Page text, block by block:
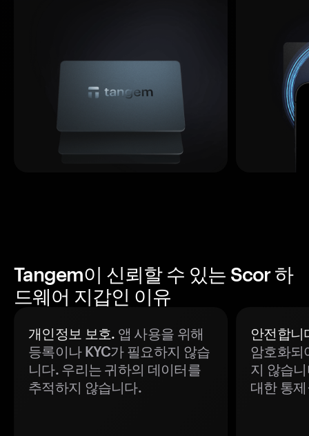
Tangem이 신뢰할 수 있는 Scor 하
드웨어 지갑인 이유
개인정보 보호. 앱 사용을 위해
등록이나 KYC가 필요하지 않습
니다. 우리는 귀하의 데이터를
추적하지 않습니다.
안전합니
암호화되
지 않습
대한 통